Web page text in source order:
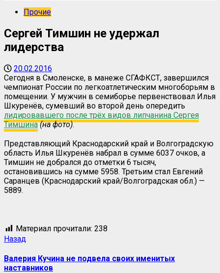
Прочие
Сергей Тимшин не удержал
лидерства
20.02.2016
Сегодня в Смоленске, в манеже СГАФКСТ, завершился
чемпионат России по легкоатлетическим многоборьям в
помещении. У мужчин в семиборье первенствовал Илья
Шкуренёв, сумевший во второй день опередить
лидировавшего после трёх видов липчанина Сергея
Тимшина (на фото).
Представляющий Краснодарский край и Волгоградскую
область Илья Шкуренёв набрал в сумме 6037 очков, а
Тимшин не добрался до отметки 6 тысяч,
остановившись на сумме 5958. Третьим стал Евгений
Саранцев (Краснодарский край/Волгоградская обл.) —
5889.
Материал прочитали: 238
Назад
Валерия Кучина не подвела своих именитых
наставников